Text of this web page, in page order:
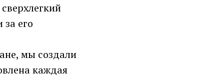
его
мы создали
каждая